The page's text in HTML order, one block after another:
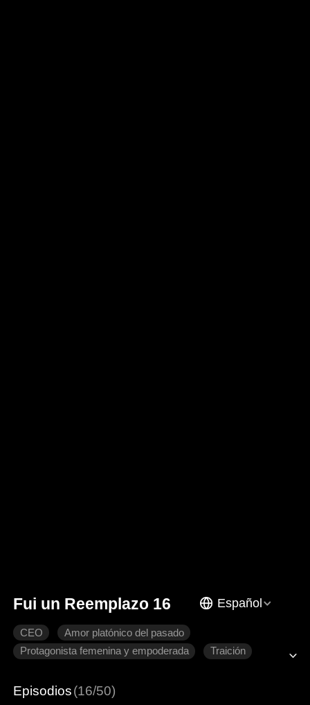
Fui un Reemplazo 16 Español
CEO
Amor platónico del pasado
Protagonista femenina y empoderada
Traición
Episodios(16/50)